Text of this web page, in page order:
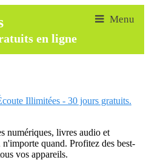
en ligne
Illimitées - 30 jours gratuits.
numériques, livres audio et
quand. Profitez des best-
vos appareils.